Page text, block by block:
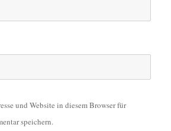
und Website in diesem Browser für
speichern.